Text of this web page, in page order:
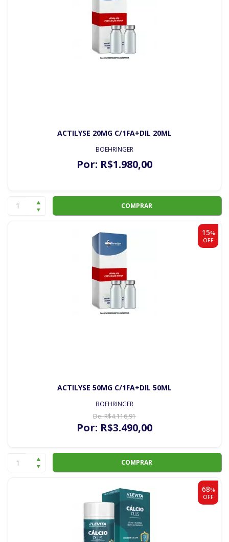
ACTILYSE 20MG C/1FA+DIL 20ML
BOEHRINGER
Por: R$1.980,00
COMPRAR
15%
OFF
ACTILYSE 50MG C/1FA+DIL 50ML
BOEHRINGER
De:R$4.116,91
Por: R$3.490,00
COMPRAR
68%
OFF